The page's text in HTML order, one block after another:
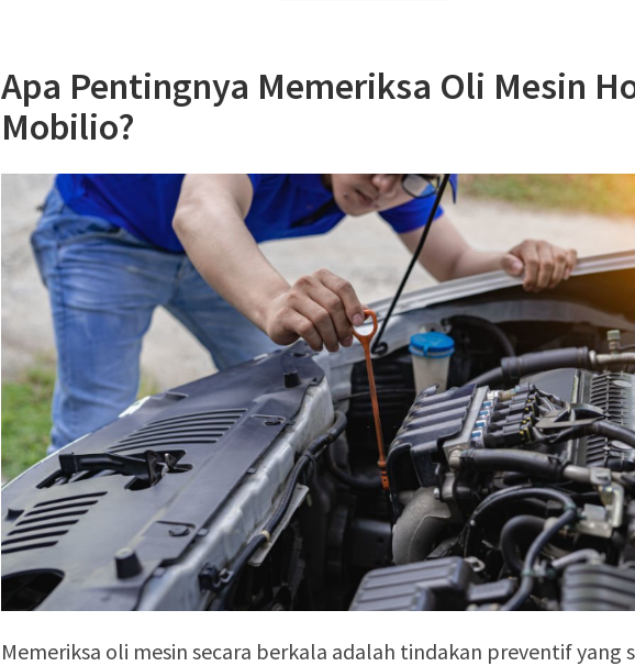
Apa Pentingnya Memeriksa Oli Mesin
Mobilio?
Memeriksa oli mesin secara berkala adalah tindakan preventif yang